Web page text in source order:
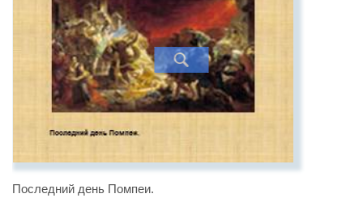
Последний день Помпеи.